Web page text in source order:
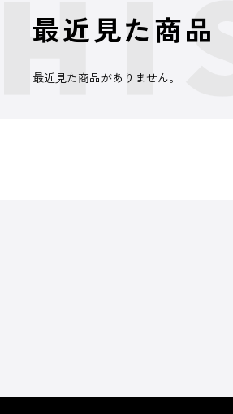
最近見た商品
最近見た商品がありません。